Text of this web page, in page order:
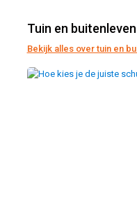
Tuin en buitenleven
Bekijk alles over tuin en